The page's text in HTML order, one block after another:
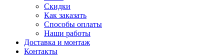
Скидки
Как заказать
Способы оплаты
Наши работы
Доставка и монтаж
Контакты